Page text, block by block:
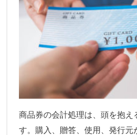
商品券の会計処理は、頭を抱え
す。購入、贈答、使用、発行元